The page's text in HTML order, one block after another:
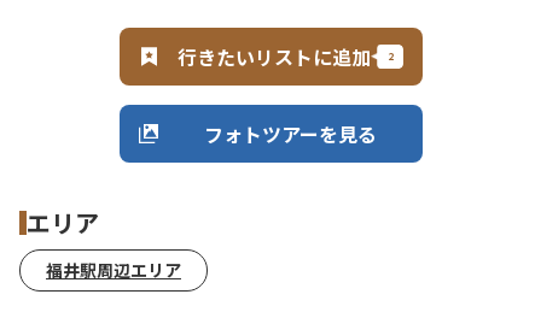
行きたいリストに追加
フォトツアーを見る
エリア
福井駅周辺エリア